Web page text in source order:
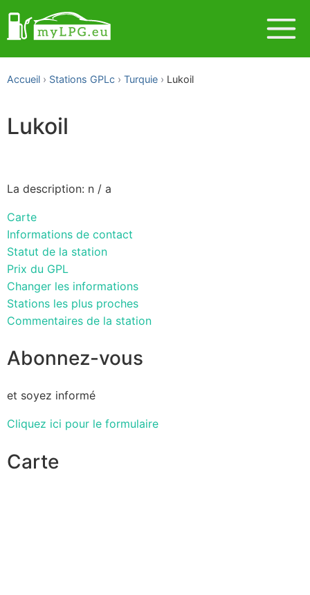
Accueil Stations GPLc Turquie Lukoil
Lukoil
La description: n / a
Carte
Informations de contact
Statut de la station
Prix du GPL
Changer les informations
Stations les plus proches
Commentaires de la station
Abonnez-vous
et soyez informé
Cliquez ici pour le formulaire
Carte